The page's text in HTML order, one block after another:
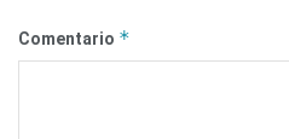
Comentario *